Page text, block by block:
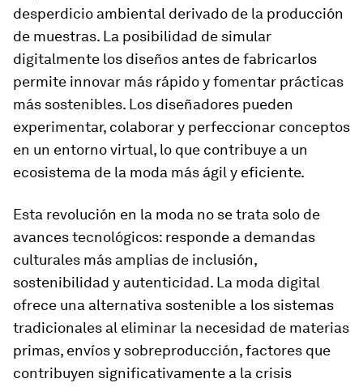
desperdicio ambiental derivado de la producción
de muestras. La posibilidad de simular
digitalmente los diseños antes de fabricarlos
permite innovar más rápido y fomentar prácticas
más sostenibles. Los diseñadores pueden
experimentar, colaborar y perfeccionar conceptos
en un entorno virtual, lo que contribuye a un
ecosistema de la moda más ágil y eficiente.
Esta revolución en la moda no se trata solo de
avances tecnológicos: responde a demandas
culturales más amplias de inclusión,
sostenibilidad y autenticidad. La moda digital
ofrece una alternativa sostenible a los sistemas
tradicionales al eliminar la necesidad de materias
primas, envíos y sobreproducción, factores que
contribuyen significativamente a la crisis